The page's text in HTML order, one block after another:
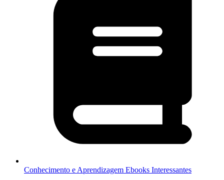
Conhecimento e Aprendizagem Ebooks Interessantes